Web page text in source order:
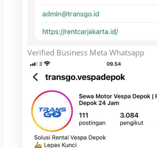
Verified Business Meta Whatsapp